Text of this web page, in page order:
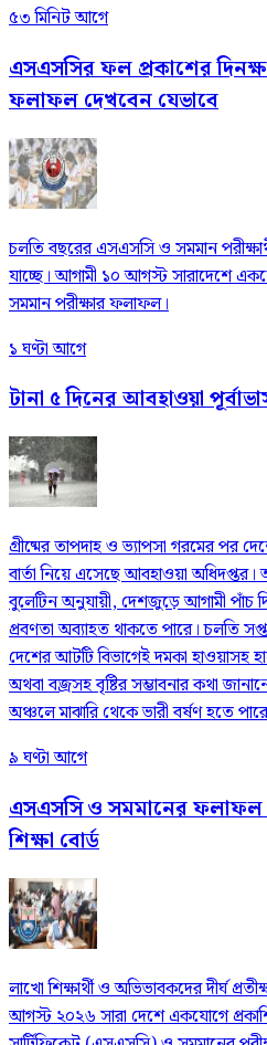
৫৩ মিনিট আগে
এসএসসির ফল প্রকাশের
ফলাফল দেখবেন যেভাবে
চলতি বছরের এসএসসি ও সমমান
যাচ্ছে। আগামী ১০ আগস্ট সারাদেশে
সমমান পরীক্ষার ফলাফল।
১ ঘণ্টা আগে
টানা ৫ দিনের আবহাওয়া
গ্রীষ্মের তাপদাহ ও ভ্যাপসা গরমের পর
বার্তা নিয়ে এসেছে আবহাওয়া
বুলেটিন অনুযায়ী, দেশজুড়ে আগামী পাঁচ
প্রবণতা অব্যাহত থাকতে পারে। চলতি
দেশের আটটি বিভাগেই দমকা হাওয়াসহ
অথবা বজ্রসহ বৃষ্টির সম্ভাবনার কথা
অঞ্চলে মাঝারি থেকে ভারী বর্ষণ হতে
৯ ঘণ্টা আগে
এসএসসি ও সমমানের ফলাফল
শিক্ষা বোর্ড
লাখো শিক্ষার্থী ও অভিভাবকদের দীর্ঘ
আগস্ট ২০২৬ সারা দেশে একযোগে